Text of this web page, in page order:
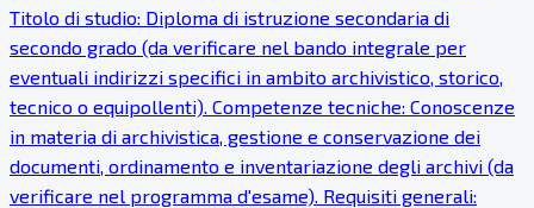
Titolo di studio: Diploma di istruzione secondaria di
secondo grado (da verificare nel bando integrale per
eventuali indirizzi specifici in ambito archivistico, storico,
tecnico o equipollenti). Competenze tecniche: Conoscenze
in materia di archivistica, gestione e conservazione dei
documenti, ordinamento e inventariazione degli archivi (da
verificare nel programma d'esame). Requisiti generali: